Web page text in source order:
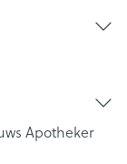
Apotheker